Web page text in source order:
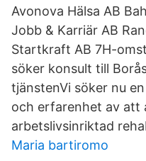
Avonova Hälsa AB
Jobb & Karriär AB
Startkraft AB 7H-
söker konsult till
tjänstenVi söker nu
och erfarenhet av att
arbetslivsinriktad
Maria bartiromo